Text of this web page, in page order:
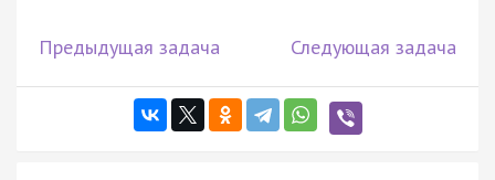
Предыдущая задача Следующая задача